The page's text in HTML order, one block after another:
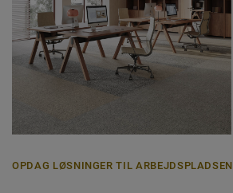
OPDAG LØSNINGER TIL ARBEJDSPLADSEN